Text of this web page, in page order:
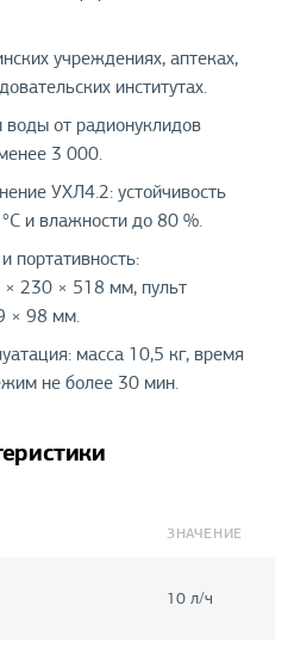
учреждениях, аптеках,
институтах.
от радионуклидов
3 000.
УХЛ4.2: устойчивость
и влажности до 80 %.
портативность:
× 230 × 518 мм, пульт
× 98 мм.
масса 10,5 кг, время
не более 30 мин.
ЗНАЧЕНИЕ
10 л/ч